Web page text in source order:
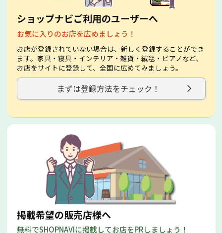
ショップナビご利用のユーザーへ
お気に入りのお店を広めましょう！
お店が登録されていない場合は、新しく登録することができ
ます。家具・寝具・インテリア・雑貨・絨毯・ビアノなど、
お店をサイトに登録して、全国に広めてみましょう。
まずは登録方法をチェック！
掲載希望の販売店様へ
無料でSHOPNAVIに掲載してお店をPRしましょう！